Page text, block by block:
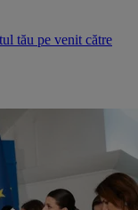
tău pe venit către